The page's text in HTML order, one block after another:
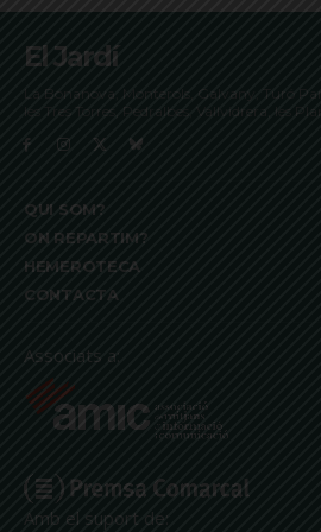
El Jardí
La Bonanova, Monterols, Galvany, Turó
les Tres Torres, Pedralbes, Vallvidrera, les
QUI SOM?
ON REPARTIM?
HEMEROTECA
CONTACTA
Associats a:
Amb el suport de: